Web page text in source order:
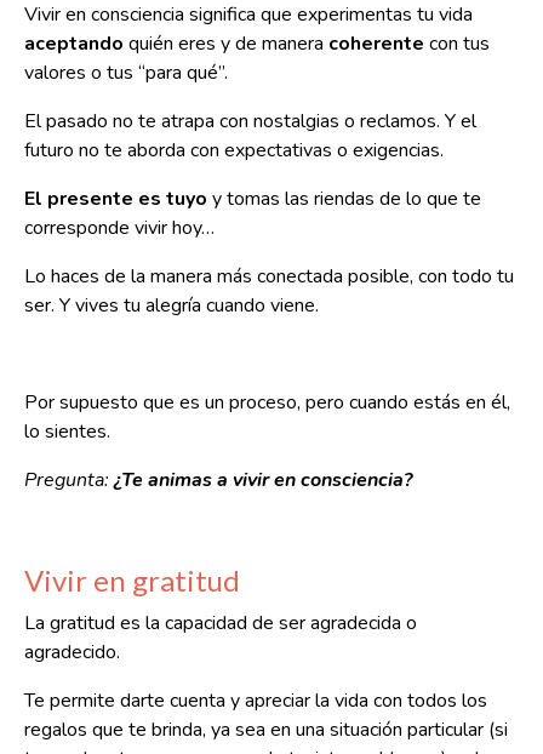
Vivir en consciencia significa que experimentas tu vida
aceptando quién eres y de manera coherente con tus
valores o tus “para qué”.
El pasado no te atrapa con nostalgias o reclamos. Y el
futuro no te aborda con expectativas o exigencias.
El presente es tuyo y tomas las riendas de lo que te
corresponde vivir hoy…
Lo haces de la manera más conectada posible, con todo tu
ser. Y vives tu alegría cuando viene.
Por supuesto que es un proceso, pero cuando estás en él,
lo sientes.
Pregunta:¿Te animas a vivir en consciencia?
Vivir en gratitud
La gratitud es la capacidad de ser agradecida o
agradecido.
Te permite darte cuenta y apreciar la vida con todos los
regalos que te brinda, ya sea en una situación particular (si